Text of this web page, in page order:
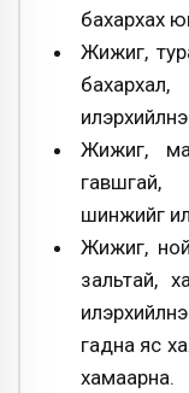
бахархах
Жижиг,
илэрхийлнэ.
Жижиг,
гавшгай,
шинжийг
Жижиг,
зальтай,
гадна яс
хамаарна.